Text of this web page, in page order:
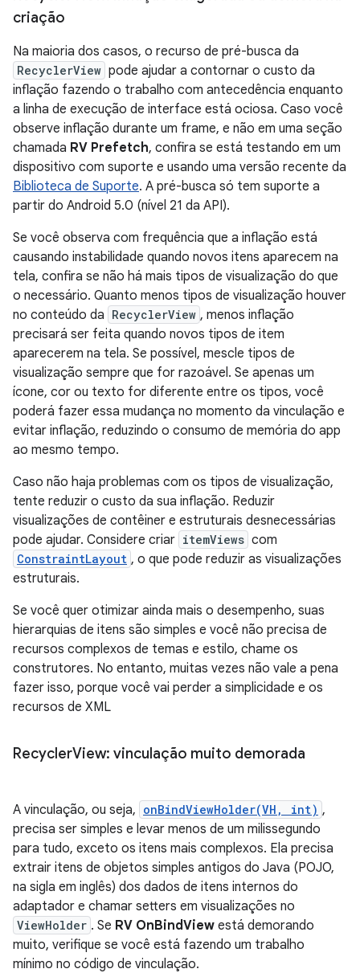
criação
Na maioria dos casos, o recurso de pré-busca da
RecyclerView pode ajudar a contornar o custo da
inflação fazendo o trabalho com antecedência enquanto
a linha de execução de interface está ociosa. Caso você
observe inflação durante um frame, e não em uma seção
chamada RV Prefetch, confira se está testando em um
dispositivo com suporte e usando uma versão recente da
Biblioteca de Suporte. A pré-busca só tem suporte a
partir do Android 5.0 (nível 21 da API).
Se você observa com frequência que a inflação está
causando instabilidade quando novos itens aparecem na
tela, confira se não há mais tipos de visualização do que
o necessário. Quanto menos tipos de visualização houver
no conteúdo da RecyclerView , menos inflação
precisará ser feita quando novos tipos de item
aparecerem na tela. Se possível, mescle tipos de
visualização sempre que for razoável. Se apenas um
ícone, cor ou texto for diferente entre os tipos, você
poderá fazer essa mudança no momento da vinculação e
evitar inflação, reduzindo o consumo de memória do app
ao mesmo tempo.
Caso não haja problemas com os tipos de visualização,
tente reduzir o custo da sua inflação. Reduzir
visualizações de contêiner e estruturais desnecessárias
pode ajudar. Considere criar itemViews com
ConstraintLayout , o que pode reduzir as visualizações
estruturais.
Se você quer otimizar ainda mais o desempenho, suas
hierarquias de itens são simples e você não precisa de
recursos complexos de temas e estilo, chame os
construtores. No entanto, muitas vezes não vale a pena
fazer isso, porque você vai perder a simplicidade e os
recursos de XML
RecyclerView: vinculação muito demorada
A vinculação, ou seja, onBindViewHolder(VH, int) ,
precisa ser simples e levar menos de um milissegundo
para tudo, exceto os itens mais complexos. Ela precisa
extrair itens de objetos simples antigos do Java (POJO,
na sigla em inglês) dos dados de itens internos do
adaptador e chamar setters em visualizações no
ViewHolder . Se RV OnBindView está demorando
muito, verifique se você está fazendo um trabalho
mínimo no código de vinculação.